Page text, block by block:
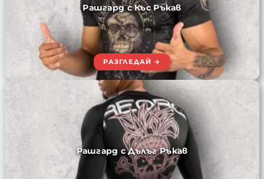
Рашгард с Къс Ръкав
Рашгард с Дълъг Ръкав